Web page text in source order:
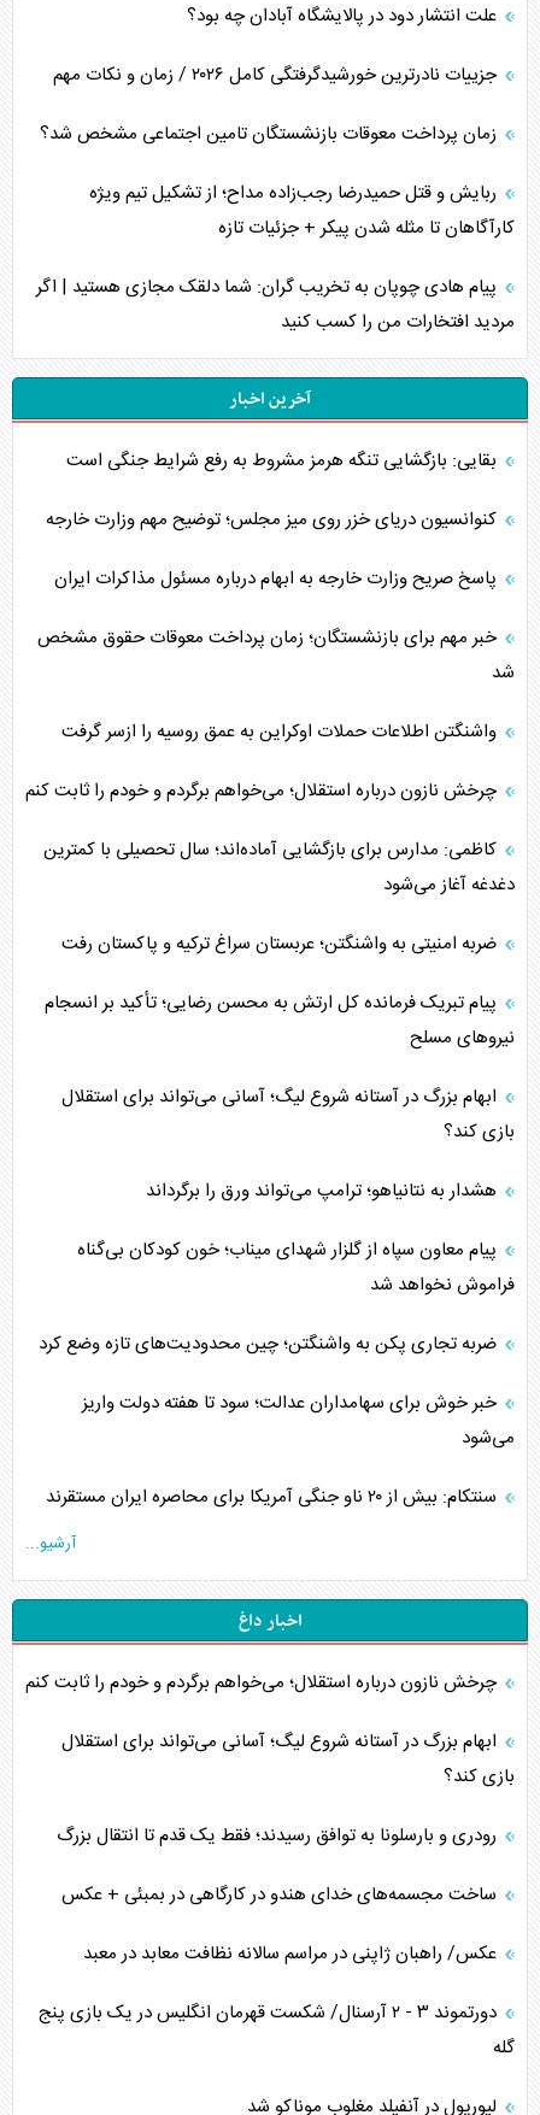
علت انتشار دود در پالایشگاه آبادان چه بود؟
جزییات نادرترین خورشیدگرفتگی کامل ۲۰۲۶ / زمان و نکات مهم
زمان پرداخت معوقات بازنشستگان تامین اجتماعی مشخص شد؟
ربایش و قتل حمیدرضا رجب‌زاده مداح؛ از تشکیل تیم ویژه
کارآگاهان تا مثله شدن پیکر + جزئیات تازه
پیام هادی چوپان به تخریب گران: شما دلقک مجازی هستید | اگر
مردید افتخارات من را کسب کنید
آخرین اخبار
بقایی: بازگشایی تنگه هرمز مشروط به رفع شرایط جنگی است
کنوانسیون دریای خزر روی میز مجلس؛ توضیح مهم وزارت خارجه
پاسخ صریح وزارت خارجه به ابهام درباره مسئول مذاکرات ایران
خبر مهم برای بازنشستگان؛ زمان پرداخت معوقات حقوق مشخص
شد
واشنگتن اطلاعات حملات اوکراین به عمق روسیه را ازسر گرفت
چرخش نازون درباره استقلال؛ می‌خواهم برگردم و خودم را ثابت کنم
کاظمی: مدارس برای بازگشایی آماده‌اند؛ سال تحصیلی با کمترین
دغدغه آغاز می‌شود
ضربه امنیتی به واشنگتن؛ عربستان سراغ ترکیه و پاکستان رفت
پیام تبریک فرمانده کل ارتش به محسن رضایی؛ تأکید بر انسجام
نیروهای مسلح
ابهام بزرگ در آستانه شروع لیگ؛ آسانی می‌تواند برای استقلال
بازی کند؟
هشدار به نتانیاهو؛ ترامپ می‌تواند ورق را برگرداند
پیام معاون سپاه از گلزار شهدای میناب؛ خون کودکان بی‌گناه
فراموش نخواهد شد
ضربه تجاری پکن به واشنگتن؛ چین محدودیت‌های تازه وضع کرد
خبر خوش برای سهامداران عدالت؛ سود تا هفته دولت واریز
می‌شود
سنتکام: بیش از ۲۰ ناو جنگی آمریکا برای محاصره ایران مستقرند
آرشیو...
اخبار داغ
چرخش نازون درباره استقلال؛ می‌خواهم برگردم و خودم را ثابت کنم
ابهام بزرگ در آستانه شروع لیگ؛ آسانی می‌تواند برای استقلال
بازی کند؟
رودری و بارسلونا به توافق رسیدند؛ فقط یک قدم تا انتقال بزرگ
ساخت مجسمه‌های خدای هندو در کارگاهی در بمبئی + عکس
عکس/ راهبان ژاپنی در مراسم سالانه نظافت معابد در معبد
دورتموند ۳ - ۲ آرسنال/ شکست قهرمان انگلیس در یک بازی پنج
گله
لیورپول در آنفیلد مغلوب موناکو شد